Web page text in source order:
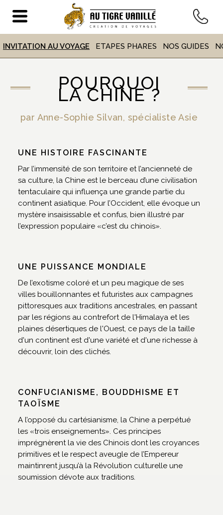
VOYAGE
EN CHINE
ACCUEIL> DESTINATIONS> VOYAGE EN CHINE
INVITATION AU VOYAGE ETAPES PHARES NOS GUIDES
POURQUOI
LA CHINE ?
par Anne-Sophie Silvan, spécialiste Asie
UNE HISTOIRE FASCINANTE
Par l’immensité de son territoire et l’ancienneté de
sa culture, la Chine est le berceau d’une civilisation
tentaculaire qui influença une grande partie du
continent asiatique. Pour l’Occident, elle évoque un
mystère insaisissable et confus, bien illustré par
l’expression populaire «c’est du chinois».
UNE PUISSANCE MONDIALE
De l’exotisme coloré et un peu magique de ses
villes bouillonnantes et futuristes aux campagnes
pittoresques aux traditions ancestrales, en passant
par les régions au contrefort de l'Himalaya et les
plaines désertiques de l'Ouest, ce pays de la taille
d'un continent est d'une variété et d'une richesse à
découvrir, loin des clichés.
CONFUCIANISME, BOUDDHISME ET
TAOÏSME
A l’opposé du cartésianisme, la Chine a perpétué
les «trois enseignements». Ces principes
imprégnèrent la vie des Chinois dont les croyances
primitives et le respect aveugle de l’Empereur
maintinrent jusqu’à la Révolution culturelle une
soumission dévote aux traditions.